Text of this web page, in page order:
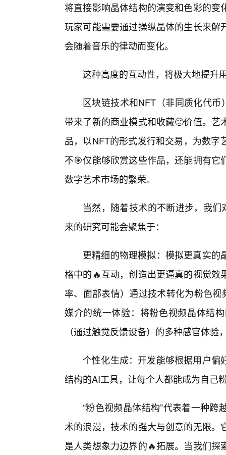
将直接影响晶体结构的演变和色彩的
玩家可能需要通过操纵晶体的生长来
会随着音乐的律动而变化。
这种高度的互动性，将极大地提升
区块链技术和NFT（非同质化代币
带来了新的商业模式和收藏🙂价值。
品，以NFT的形式发行和交易，为数
不🎯仅能够欣赏这些作品，还能拥有
数字艺术市场的繁荣。
当然，随着技术的不断进步，我
来的研究可能会聚焦于：
更精细的物理模拟：模拟更真实
格中的🔥互动，创造出更逼真的视觉
率、面部表情）通过技术转化为粉色
媒介的统一体验：将粉色视频晶体结
（通过触觉反馈设备）的多种感官体
个性化生成：开发能够根据用户偏
结构的AI工具，让每个人都能成为自己
“粉色视频晶体结构”代表着一种
术的浪漫，技术的强大与创意的无限
是人类想象力边界的🔥拓展。当我们